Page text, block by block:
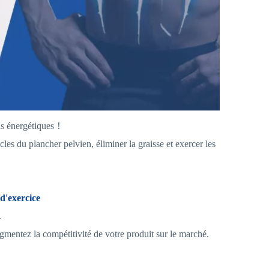
！
du plancher pelvien, éliminer la graisse et exercer les
la compétitivité de votre produit sur le marché.